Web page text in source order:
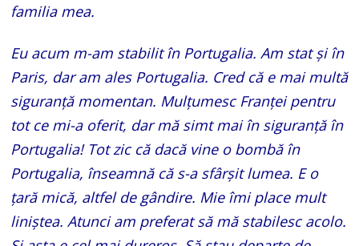
familia mea.
Eu acum m-am stabilit în Portugalia. Am stat și în
Paris, dar am ales Portugalia. Cred că e mai multă
siguranță momentan. Mulțumesc Franței pentru
tot ce mi-a oferit, dar mă simt mai în siguranță în
Portugalia! Tot zic că dacă vine o bombă în
Portugalia, înseamnă că s-a sfârșit lumea. E o
țară mică, altfel de gândire. Mie îmi place mult
liniștea. Atunci am preferat să mă stabilesc acolo.